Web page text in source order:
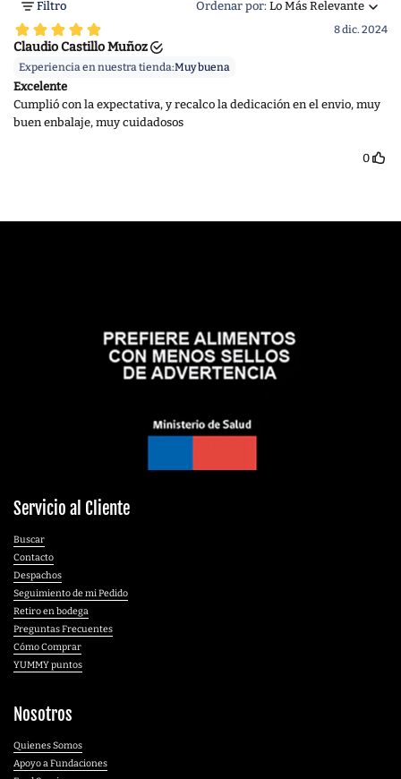
Servicio al Cliente
Buscar
Contacto
Despachos
Seguimiento de mi Pedido
Retiro en bodega
Preguntas Frecuentes
Cómo Comprar
YUMMY puntos
Nosotros
Quienes Somos
Apoyo a Fundaciones